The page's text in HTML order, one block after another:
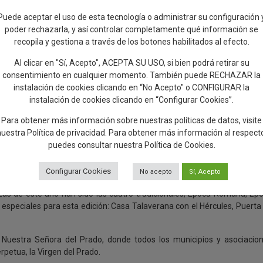
de Talavera” y hacerlo junto a tantos municipios, más del 60% de
junto a asociaciones de vecinos y grupos folclóricos. Todos ellos,
estas Mondas que, están más vivas que nunca”. En esta
a que las conozca a quienes todavía no han tenido
Puerta Noble del Ayuntamiento, en la Plaza del Pan, junto a la
y Medio Rural, Francisco Martínez Arroyo; el presidente de
Gobierno en la provincia de Toledo, Carlos Ángel Devia; además de
Úbeda y David Gómez, concejales de la Corporación municipales
Faenza Italia), Pueblo Saharaui y Membrilla (Ciudad Real).
en la Basílica
ritual de llamada a la Puerta Noble por parte del mayordomo,
de vecinos, vecinas y visitantes, que han querido arropar esta
de este año han sido las cuatro tradicionales, Época Romana,
para esta edición: Casa Talaverana con el Hércules, Puerta
Señora del Prado, donde todos los municipios y
la Virgen del Prado.
aceptar el uso de esta tecnología o administrar su configuración
poder rechazarla, y así controlar completamente qué información se
recopila y gestiona a través de los botones habilitados al efecto.
Al clicar en "Sí, Acepto", ACEPTA SU USO, si bien podrá retirar su
consentimiento en cualquier momento. También puede RECHAZAR la
instalación de cookies clicando en “No Acepto" o CONFIGURAR la
instalación de cookies clicando en “Configurar Cookies”.
Para obtener más información sobre nuestras políticas de datos, visite
Política de privacidad. Para obtener más información al
puedes consultar nuestra Política de Cookies.
Configurar Cookies No acepto Sí, Acepto